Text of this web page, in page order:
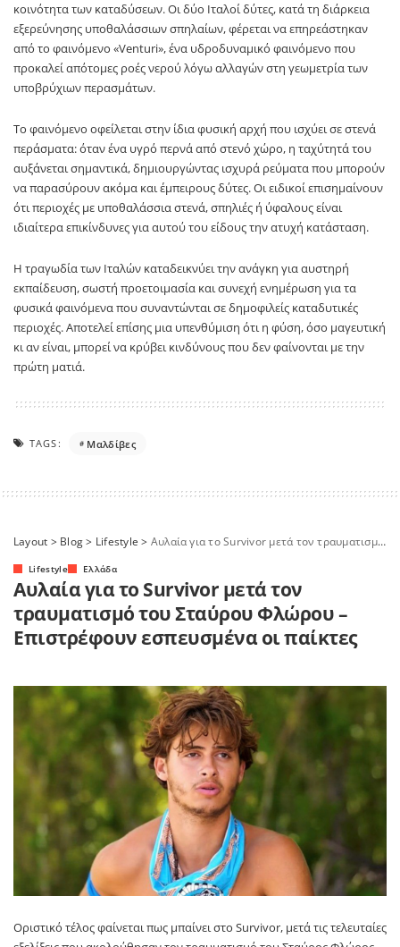
κοινότητα των καταδύσεων. Οι δύο Ιταλοί δύτες, κατά τη διάρκεια
εξερεύνησης υποθαλάσσιων σπηλαίων, φέρεται να επηρεάστηκαν
από το φαινόμενο «Venturi», ένα υδροδυναμικό φαινόμενο που
προκαλεί απότομες ροές νερού λόγω αλλαγών στη γεωμετρία των
υποβρύχιων περασμάτων.
Το φαινόμενο οφείλεται στην ίδια φυσική αρχή που ισχύει σε στενά
περάσματα: όταν ένα υγρό περνά από στενό χώρο, η ταχύτητά του
αυξάνεται σημαντικά, δημιουργώντας ισχυρά ρεύματα που μπορούν
να παρασύρουν ακόμα και έμπειρους δύτες. Οι ειδικοί επισημαίνουν
ότι περιοχές με υποθαλάσσια στενά, σπηλιές ή ύφαλους είναι
ιδιαίτερα επικίνδυνες για αυτού του είδους την ατυχή κατάσταση.
Η τραγωδία των Ιταλών καταδεικνύει την ανάγκη για αυστηρή
εκπαίδευση, σωστή προετοιμασία και συνεχή ενημέρωση για τα
φυσικά φαινόμενα που συναντώνται σε δημοφιλείς καταδυτικές
περιοχές. Αποτελεί επίσης μια υπενθύμιση ότι η φύση, όσο μαγευτική
κι αν είναι, μπορεί να κρύβει κινδύνους που δεν φαίνονται με την
πρώτη ματιά.
TAGS: Μαλδίβες
Layout > Blog> Lifestyle > Αυλαία για το Survivor μετά τον τραυματισμό του Σταύρου Φλώρου – Επιστρέφουν εσπευσμένα οι παίκτες
Lifestyle Ελλάδα
Αυλαία για το Survivor μετά τον
τραυματισμό του Σταύρου Φλώρου –
Επιστρέφουν εσπευσμένα οι παίκτες
Οριστικό τέλος φαίνεται πως μπαίνει στο Survivor, μετά τις τελευταίες